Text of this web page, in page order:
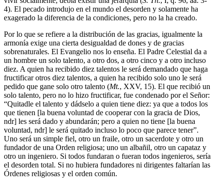
4). El pecado introdujo en el mundo el desorden y solamente ha
exagerado la diferencia de la condiciones, pero no la ha creado.
Por lo que se refiere a la distribución de las gracias, igualmente la
armonía exige una cierta desigualdad de dones y de gracias
sobrenaturales. El Evangelio nos lo enseña. El Padre Celestial da a
un hombre un solo talento, a otro dos, a otro cinco y a otro incluso
diez. A quien ha recibido diez talentos le será demandado que haga
fructificar otros diez talentos, a quien ha recibido solo uno le será
pedido que gane solo otro talento (Mt., XXV, 15). El que recibió un
solo talento, pero no lo hizo fructificar, fue condenado por el Señor:
“Quitadle el talento y dádselo a quien tiene diez: ya que a todos los
que tienen [la buena voluntad de cooperar con la gracia de Dios,
ndr] les será dado y abundarán; pero a quien no tiene [la buena
voluntad, ndr] le será quitado incluso lo poco que parece tener”.
Uno será un simple fiel, otro un fraile, otro un sacerdote y otro un
fundador de una Orden religiosa; uno un albañil, otro un capataz y
otro un ingeniero. Si todos fundaran o fueran todos ingenieros, sería
el desorden total. Si no hubiera fundadores ni dirigentes faltarían las
Órdenes religiosas y el orden común.